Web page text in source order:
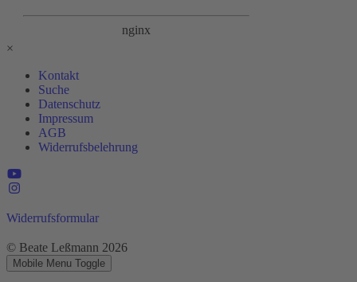
×
Kontakt
Suche
Datenschutz
Impressum
AGB
Widerrufsbelehrung
Widerrufsformular
© Beate Leßmann 2026
Mobile Menu Toggle